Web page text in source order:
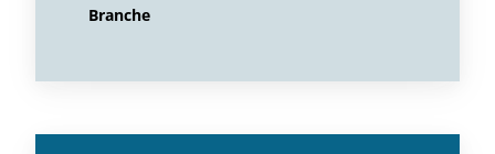
Branche